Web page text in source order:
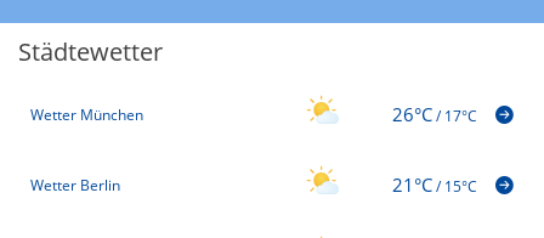
Städtewetter
Wetter München 26°C/17°C
Wetter Berlin 21°C/15°C